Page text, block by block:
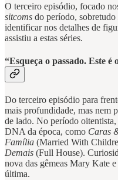
O terceiro episódio, focado
sitcoms do período, sobretudo
identificar nos detalhes de
assistiu a estas séries.
“Esqueça o passado. Este é
Do terceiro episódio para
mais profundidade, mas nem
de lado. No período
DNA da época, como Caras
Família (Married With
Demais (Full House).
nova das gêmeas Mary Kate
última.